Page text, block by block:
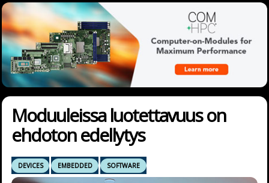
Moduuleissa luotettavuus on
ehdoton edellytys
DEVICES EMBEDDED SOFTWARE